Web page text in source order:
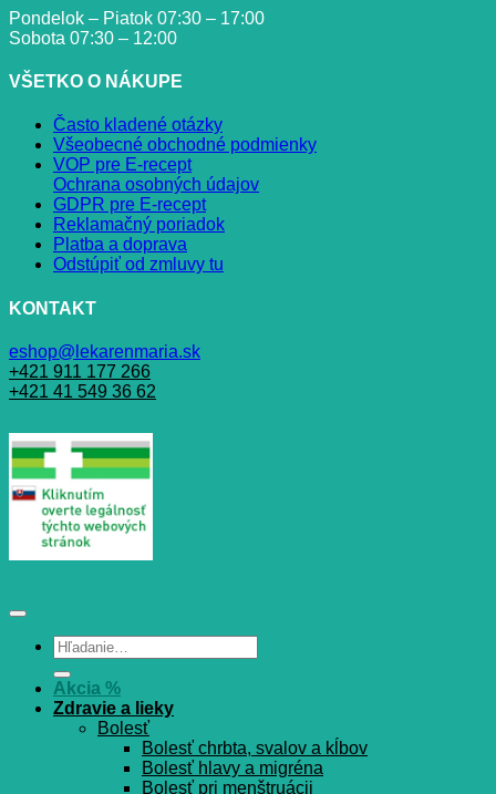
Pondelok – Piatok 07:30 – 17:00
Sobota 07:30 – 12:00
VŠETKO O NÁKUPE
Často kladené otázky
Všeobecné obchodné podmienky
VOP pre E-recept
Ochrana osobných údajov
GDPR pre E-recept
Reklamačný poriadok
Platba a doprava
Odstúpiť od zmluvy tu
KONTAKT
eshop@lekarenmaria.sk
+421 911 177 266
+421 41 549 36 62
Hľadať:
Akcia %
Zdravie a lieky
Bolesť
Bolesť chrbta, svalov a kĺbov
Bolesť hlavy a migréna
Bolesť pri menštruácii